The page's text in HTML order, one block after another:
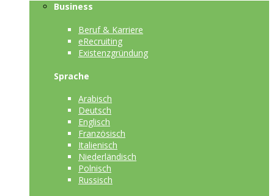
Business
Beruf & Karriere
eRecruiting
Existenzgründung
Sprache
Arabisch
Deutsch
Englisch
Französisch
Italienisch
Niederländisch
Polnisch
Russisch